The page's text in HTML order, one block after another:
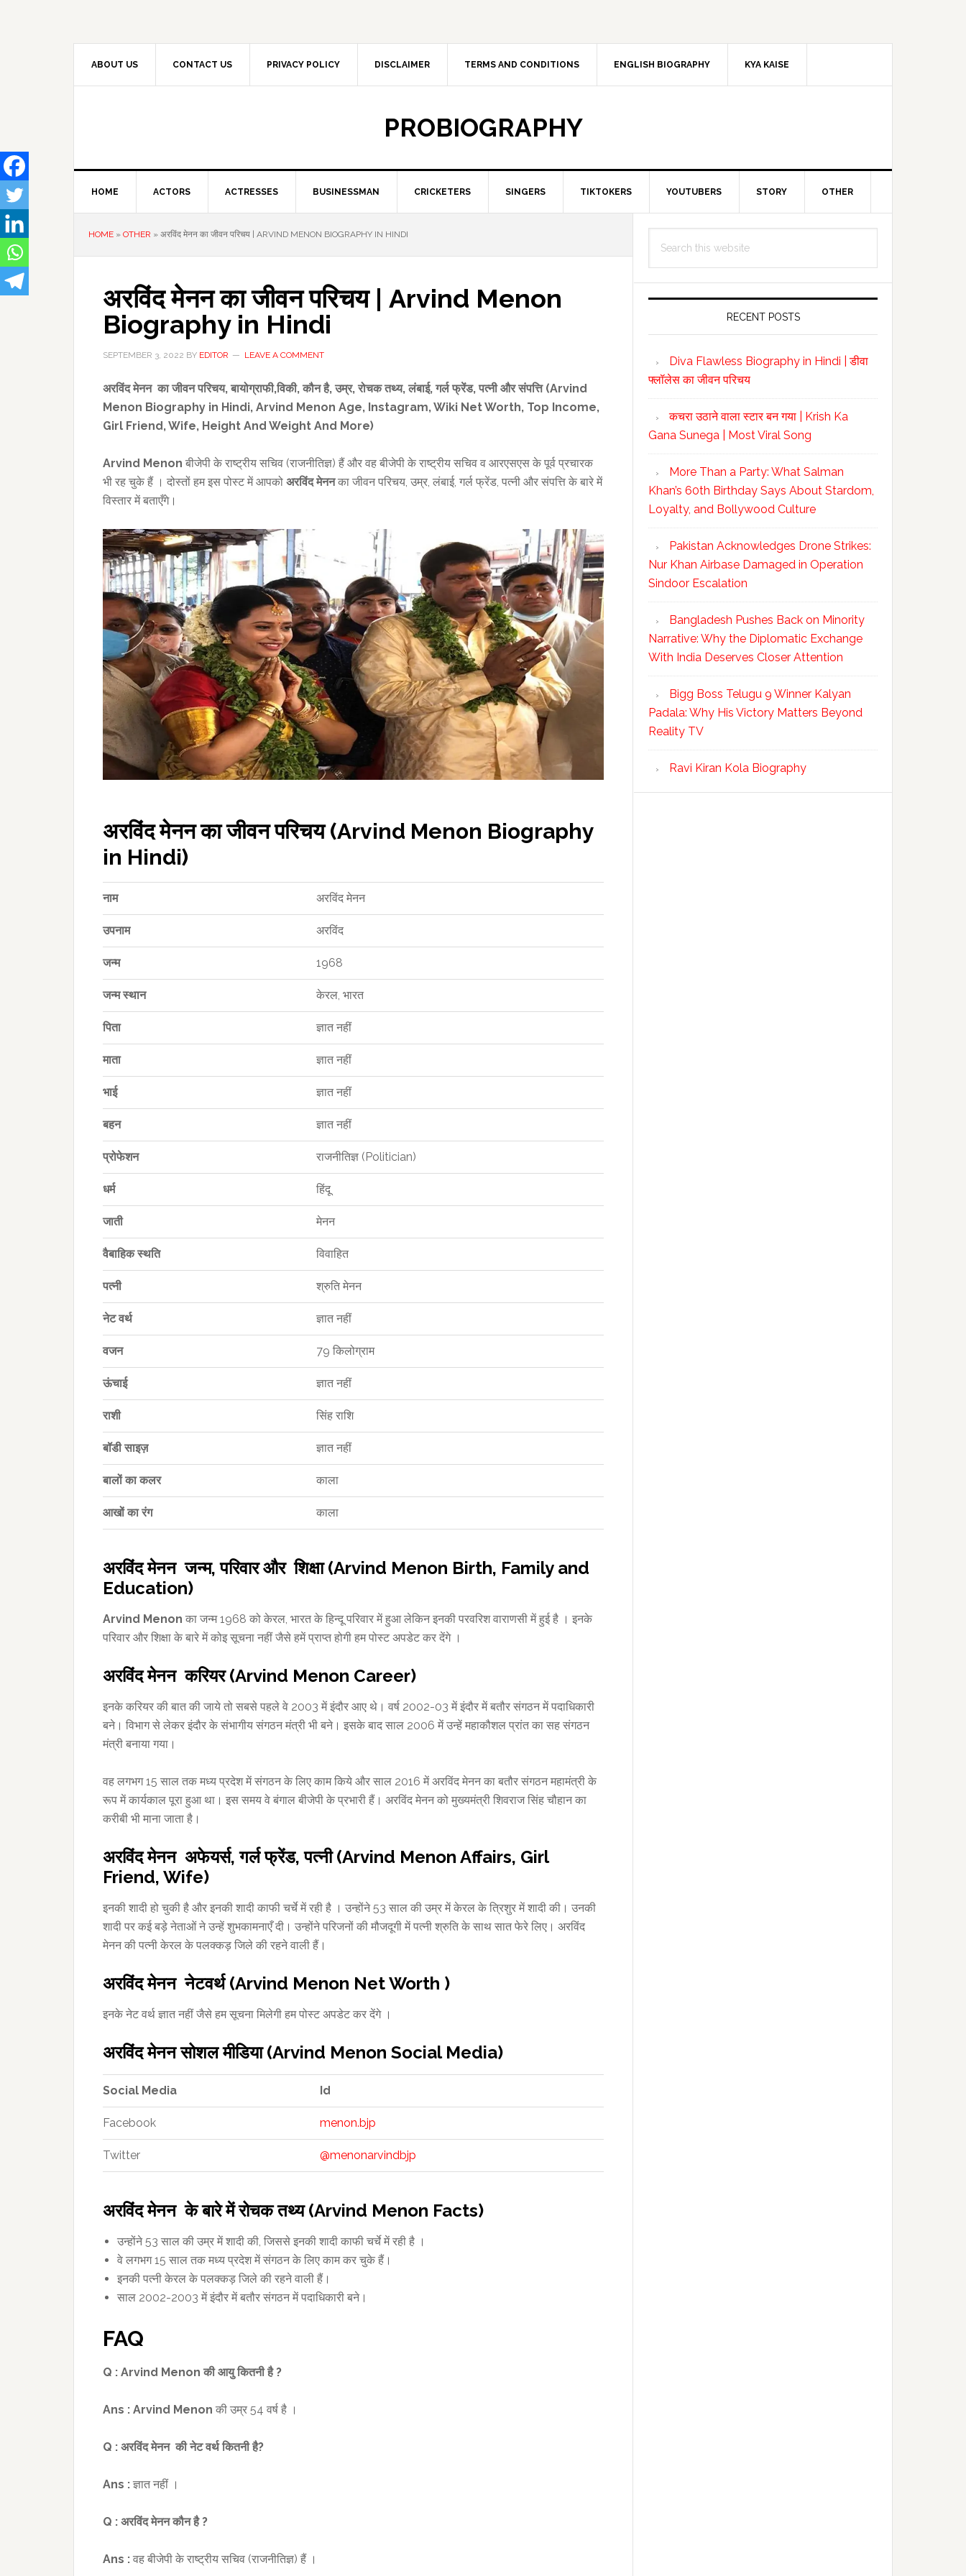
ABOUT US CONTACT US PRIVACY POLICY DISCLAIMER TERMS AND CONDITIONS ENGLISH BIOGRAPHY KYA KAISE
PROBIOGRAPHY
HOME ACTORS ACTRESSES BUSINESSMAN CRICKETERS SINGERS TIKTOKERS YOUTUBERS STORY OTHER
HOME » OTHER » अरविंद मेनन का जीवन परिचय | ARVIND MENON BIOGRAPHY IN HINDI
अरविंद मेनन का जीवन परिचय | Arvind Menon
Biography in Hindi
SEPTEMBER 3, 2022 BY EDITOR LEAVE A COMMENT
अरविंद मेनन का जीवन परिचय,बायोग्राफी,विकी, कौन है,उम्र,रोचक तथ्य, लंबाई,गर्ल फ्रेंड,पत्नी और संपत्ति (Arvind
Menon Biography in Hindi, Arvind Menon Age, Instagram, Wiki Net Worth, Top Income,
Girl Friend,Wife, Height And Weight And More)
Arvind Menon बीजेपी के राष्ट्रीय सचिव (राजनीतिज्ञ) हैं और वह बीजेपी के राष्ट्रीय सचिव व आरएसएस के पूर्व प्रचारक
भी रह चुके हैं । दोस्तों हम इस पोस्ट में आपको अरविंद मेननका जीवन परिचय, उम्र, लंबाई, गर्ल फ्रेंड, पत्नी और संपत्ति के बारे में
विस्तार में बताएँगे।
अरविंद मेनन का जीवन परिचय (Arvind Menon Biography
in Hindi)
नाम अरविंद मेनन
उपनाम अरविंद
जन्म 1968
जन्म स्थान केरल, भारत
पिता ज्ञात नहीं
माता ज्ञात नहीं
भाई ज्ञात नहीं
बहन ज्ञात नहीं
प्रोफेशन राजनीतिज्ञ (Politician)
धर्म हिंदू
जाती मेनन
वैबाहिक स्थति विवाहित
पत्नी श्रुति मेनन
नेट वर्थ ज्ञात नहीं
वजन 79 किलोग्राम
ऊंचाई ज्ञात नहीं
राशी सिंह राशि
बॉडी साइज़ ज्ञात नहीं
बालों का कलर काला
आखों का रंग काला
अरविंद मेनन जन्म, परिवार और शिक्षा (Arvind Menon Birth, Family and
Education)
Arvind Menon का जन्म 1968 को केरल, भारत के हिन्दू परिवार में हुआ लेकिन इनकी परवरिश वाराणसी में हुई है । इनके
परिवार और शिक्षा के बारे में कोइ सूचना नहीं जैसे हमें प्राप्त होगी हम पोस्ट अपडेट कर देंगे ।
अरविंद मेनन करियर (Arvind Menon Career)
इनके करियर की बात की जाये तो सबसे पहले वे 2003 में इंदौर आए थे। वर्ष 2002-03 में इंदौर में बतौर संगठन में पदाधिकारी
बने। विभाग से लेकर इंदौर के संभागीय संगठन मंत्री भी बने। इसके बाद साल 2006 में उन्हें महाकौशल प्रांत का सह संगठन
मंत्री बनाया गया।
वह लगभग 15 साल तक मध्य प्रदेश में संगठन के लिए काम किये और साल 2016 में अरविंद मेनन का बतौर संगठन महामंत्री के
रूप में कार्यकाल पूरा हुआ था। इस समय वे बंगाल बीजेपी के प्रभारी हैं। अरविंद मेनन को मुख्यमंत्री शिवराज सिंह चौहान का
करीबी भी माना जाता है।
अरविंद मेनन अफेयर्स, गर्ल फ्रेंड, पत्नी (Arvind Menon Affairs, Girl
Friend, Wife)
इनकी शादी हो चुकी है और इनकी शादी काफी चर्चे में रही है । उन्होंने 53 साल की उम्र में केरल के त्रिशुर में शादी की। उनकी
शादी पर कई बड़े नेताओं ने उन्हें शुभकामनाएँ दी। उन्होंने परिजनों की मौजदूगी में पत्नी श्रुति के साथ सात फेरे लिए। अरविंद
मेनन की पत्नी केरल के पलक्कड़ जिले की रहने वाली हैं।
अरविंद मेनन नेटवर्थ (Arvind Menon Net Worth )
इनके नेट वर्थ ज्ञात नहीं जैसे हम सूचना मिलेगी हम पोस्ट अपडेट कर देंगे ।
अरविंद मेनन सोशल मीडिया (Arvind Menon Social Media)
Social Media Id
Facebook menon.bjp
Twitter @menonarvindbjp
अरविंद मेनन के बारे में रोचक तथ्य (Arvind Menon Facts)
उन्होंने 53 साल की उम्र में शादी की, जिससे इनकी शादी काफी चर्चे में रही है ।
वे लगभग 15 साल तक मध्य प्रदेश में संगठन के लिए काम कर चुके हैं।
इनकी पत्नी केरल के पलक्कड़ जिले की रहने वाली हैं।
साल 2002-2003 में इंदौर में बतौर संगठन में पदाधिकारी बने।
FAQ
Q : Arvind Menonकी आयुकितनीहै ?
Ans : Arvind Menon की उम्र 54 वर्ष है ।
Q : अरविंद मेनन की नेट वर्थ कितनी है?
Ans : ज्ञात नहीं ।
Q : अरविंद मेनन कौन है ?
Ans : वह बीजेपी के राष्ट्रीय सचिव (राजनीतिज्ञ) हैं ।
Primary
Sidebar
this
RECENT POSTS
Diva Flawless Biography in Hindi | डीवा
फ्लॉलेस का जीवन परिचय
कचरा उठाने वाला स्टार बन गया | Krish Ka
Gana Sunega | Most Viral Song
More Than a Party: What Salman
Khan’s 60th Birthday Says About Stardom,
Loyalty, and Bollywood Culture
Pakistan Acknowledges Drone Strikes:
Nur Khan Airbase Damaged in Operation
Sindoor Escalation
Bangladesh Pushes Back on Minority
Narrative: Why the Diplomatic Exchange
With India Deserves Closer Attention
Bigg Boss Telugu 9 Winner Kalyan
Padala: Why His Victory Matters Beyond
Reality TV
Ravi Kiran Kola Biography